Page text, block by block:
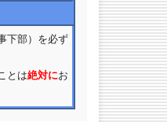
下部）を必ず
とは絶対にお